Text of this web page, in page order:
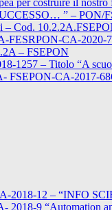
per costruire il
” – PON/
– Cod.
FESRPON-CA-2020-
– FSEPON
1257 – Titolo “A
FSEPON-CA-2017-
2018-12 – “INFO
2018-9 “Automation